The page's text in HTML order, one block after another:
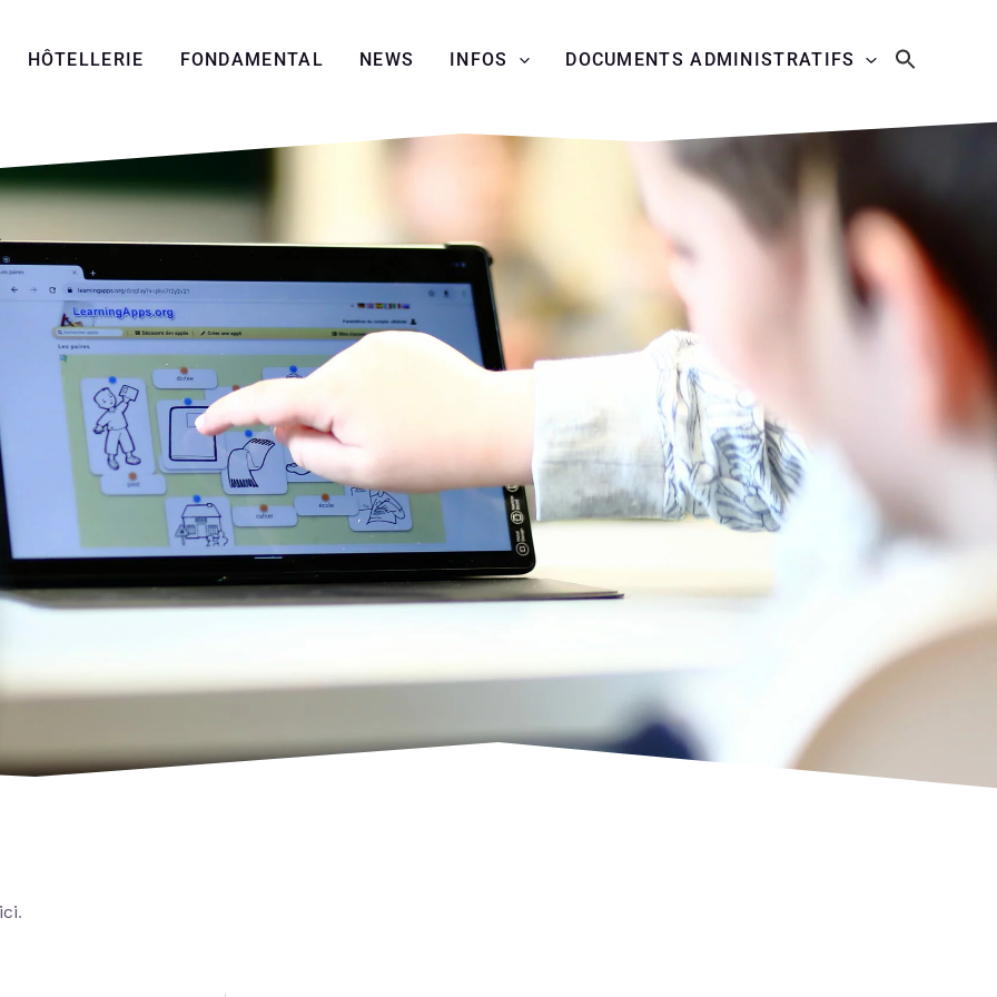
HÔTELLERIE FONDAMENTAL NEWS INFOS DOCUMENTS ADMINISTRATIFS
ici.